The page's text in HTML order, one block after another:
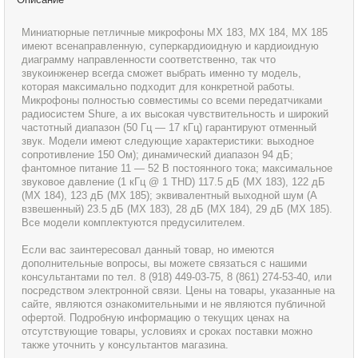
Миниатюрные петличные микрофоны MX 183, MX 184, MX 185
имеют всенаправленную, суперкардиоидную и кардиоидную
диаграмму направленности соответственно, так что
звукоинженер всегда сможет выбрать именно ту модель,
которая максимально подходит для конкретной работы.
Микрофоны полностью совместимы со всеми передатчиками
радиосистем Shure, а их высокая чувствительность и широкий
частотный диапазон (50 Гц — 17 кГц) гарантируют отменный
звук. Модели имеют следующие характеристики: выходное
сопротивление 150 Ом); динамический диапазон 94 дБ;
фантомное питание 11 — 52 В постоянного тока; максимальное
звуковое давление (1 кГц @ 1 THD) 117.5 дБ (MX 183), 122 дБ
(MX 184), 123 дБ (MX 185); эквивалентный выходной шум (A
взвешенный) 23.5 дБ (MX 183), 28 дБ (MX 184), 29 дБ (MX 185).
Все модели комплектуются предусилителем.
Если вас заинтересовал данный товар, но имеются
дополнительные вопросы, вы можете связаться с нашими
консультантами по тел. 8 (918) 449-03-75, 8 (861) 274-53-40, или
посредством электронной связи. Цены на товары, указанные на
сайте, являются ознакомительными и не являются публичной
офертой. Подробную информацию о текущих ценах на
отсутствующие товары, условиях и сроках поставки можно
также уточнить у консультантов магазина.